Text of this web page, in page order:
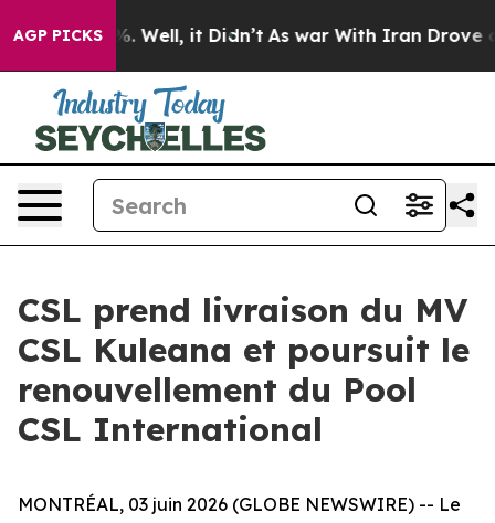
AGP PICKS
40%. Well, it Didn’t As war With Iran Drove oil
CSL prend livraison du MV
CSL Kuleana et poursuit le
renouvellement du Pool
CSL International
MONTRÉAL, 03 juin 2026 (GLOBE NEWSWIRE) -- Le